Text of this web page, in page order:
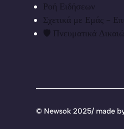
Ροή Ειδήσεων
Σχετικά με Εμάς -
🛡️ Πνευματικά
© Newsok 2025/ made